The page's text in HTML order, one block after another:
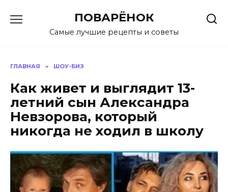
содержанию
ПОВАРЁНОК
Самые лучшие рецепты и советы
ГЛАВНАЯ » ШОУ-БИЗ
Как живет и выглядит 13-
летний сын Александра
Невзорова, который
никогда не ходил в школу